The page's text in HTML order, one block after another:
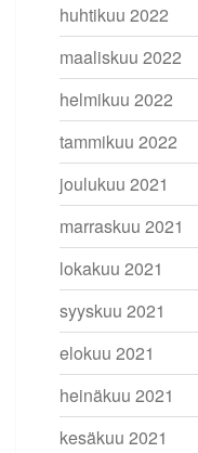
huhtikuu 2022
maaliskuu 2022
helmikuu 2022
tammikuu 2022
joulukuu 2021
marraskuu 2021
lokakuu 2021
syyskuu 2021
elokuu 2021
heinäkuu 2021
kesäkuu 2021